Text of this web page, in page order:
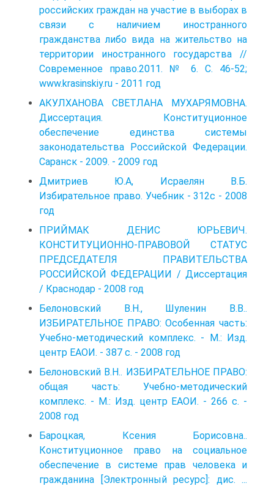
российских граждан на участие в выборах в
связи с наличием иностранного
гражданства либо вида на жительство на
территории иностранного государства //
Современное право.2011. № 6. С. 46-52;
www.krasinskiy.ru - 2011 год
АКУЛХАНОВА СВЕТЛАНА МУХАРЯМОВНА.
Диссертация. Конституционное
обеспечение единства системы
законодательства Российской Федерации.
Саранск - 2009. - 2009 год
Дмитриев Ю.А, Исраелян В.Б.
Избирательное право. Учебник - 312с - 2008
год
ПРИЙМАК ДЕНИС ЮРЬЕВИЧ.
КОНСТИТУЦИОННО-ПРАВОВОЙ СТАТУС
ПРЕДСЕДАТЕЛЯ ПРАВИТЕЛЬСТВА
РОССИЙСКОЙ ФЕДЕРАЦИИ / Диссертация
/ Краснодар - 2008 год
Белоновский В.Н., Шуленин В.В..
ИЗБИРАТЕЛЬНОЕ ПРАВО: Особенная часть:
Учебно-методический комплекс. - М.: Изд.
центр ЕАОИ. - 387 с. - 2008 год
Белоновский В.Н.. ИЗБИРАТЕЛЬНОЕ ПРАВО:
общая часть: Учебно-методический
комплекс. - М.: Изд. центр ЕАОИ. - 266 с. -
2008 год
Бароцкая, Ксения Борисовна..
Конституционное право на социальное
обеспечение в системе прав человека и
гражданина [Электронный ресурс]: дис. ...